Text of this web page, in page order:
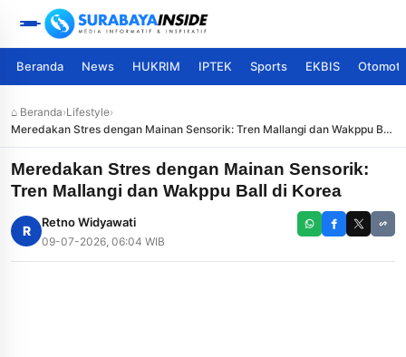
Beranda News HUKRIM IPTEK Sports EKBIS
⌂ Beranda›Lifestyle›
Meredakan Stres dengan Mainan Sensorik: Tren Mallangi dan Wakppu Ball
di Korea
Meredakan Stres dengan Mainan Sensorik:
Tren Mallangi dan Wakppu Ball di Korea
R
Retno Widyawati
09-07-2026, 06:04 WIB